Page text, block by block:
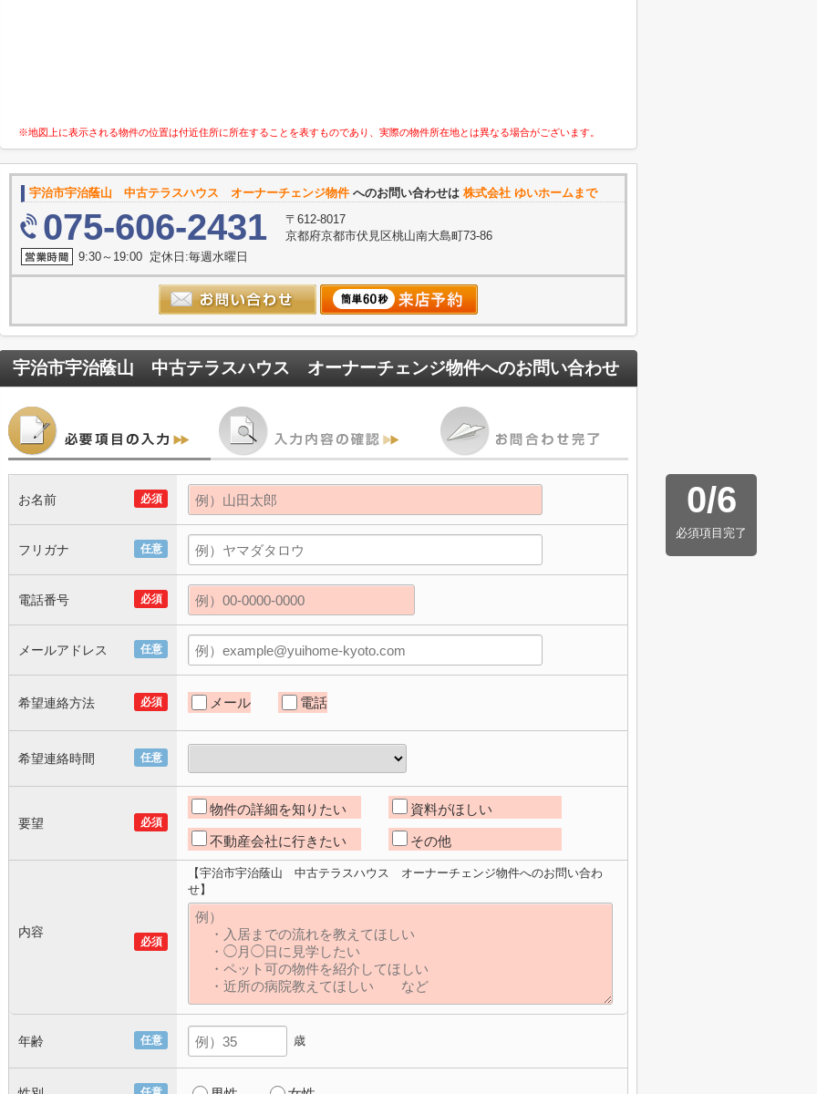
※地図上に表示される物件の位置は付近住所に所在することを表すものであり、実際の物件所在地とは異なる場合がございます。
宇治市宇治蔭山 中古テラスハウス オーナーチェンジ物件 へのお問い合わせは 株式会社 ゆいホームまで
075-606-2431
〒612-8017
京都府京都市伏見区桃山南大島町73-86
9:30～19:00 定休日:毎週水曜日
宇治市宇治蔭山 中古テラスハウス オーナーチェンジ物件へのお問い合わせ
0/6
必須項目完了
必須
お名前
任意
フリガナ
必須
電話番号
任意
メールアドレス
必須
希望連絡方法 メール 電話
任意
希望連絡時間
必須
要望
物件の詳細を知りたい 資料がほしい
不動産会社に行きたい その他
必須
内容
【宇治市宇治蔭山 中古テラスハウス オーナーチェンジ物件へのお問い合わ
せ】
任意
年齢 歳